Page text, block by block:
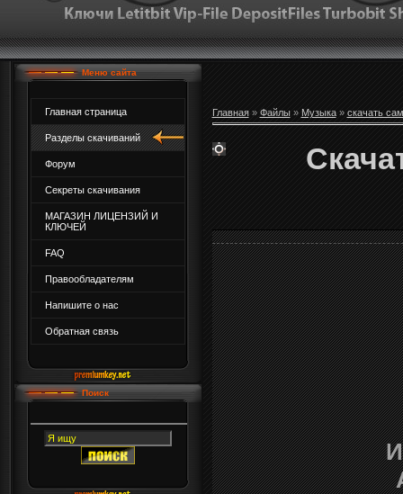
Меню сайта
Главная страница
Разделы скачиваний
Форум
Секреты скачивания
МАГАЗИН ЛИЦЕНЗИЙ И
КЛЮЧЕЙ
FAQ
Правообладателям
Напишите о нас
Обратная связь
Поиск
Главная» Файлы» Музыка» скачать